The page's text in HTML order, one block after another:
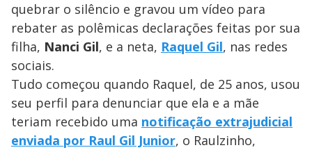
quebrar o silêncio e gravou um vídeo para
rebater as polêmicas declarações feitas por sua
filha, Nanci Gil, e a neta, Raquel Gil, nas redes
sociais.
Tudo começou quando Raquel, de 25 anos, usou
seu perfil para denunciar que ela e a mãe
teriam recebido uma notificação extrajudicial
enviada por Raul Gil Junior, o Raulzinho,